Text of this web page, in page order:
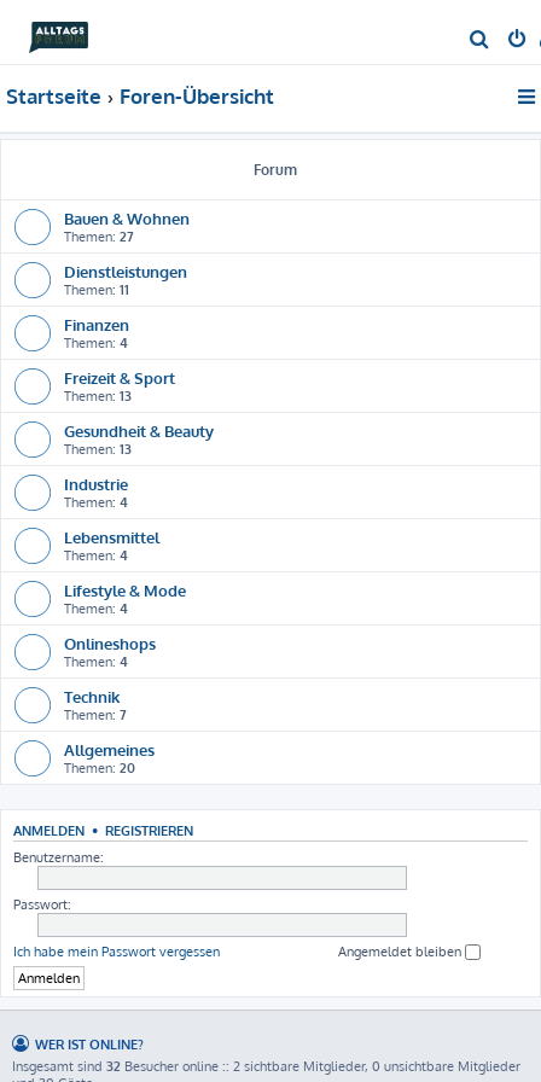
u
Startseite Foren-Übersicht
Forum
Bauen & Wohnen
Themen: 27
Dienstleistungen
Themen: 11
Finanzen
Themen: 4
Freizeit & Sport
Themen: 13
Gesundheit & Beauty
Themen: 13
Industrie
Themen: 4
Lebensmittel
Themen: 4
Lifestyle & Mode
Themen: 4
Onlineshops
Themen: 4
Technik
Themen: 7
Allgemeines
Themen: 20
ANMELDEN • REGISTRIEREN
Benutzername:
Passwort:
Ich habe mein Passwort vergessen Angemeldet bleiben
WER IST ONLINE?
Insgesamt sind 32 Besucher online :: 2 sichtbare Mitglieder, 0 unsichtbare Mitglieder